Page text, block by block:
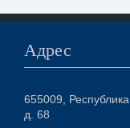
Адрес
655009,
д. 68